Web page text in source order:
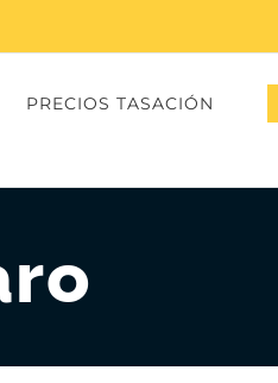
PRECIOS TASACIÓN